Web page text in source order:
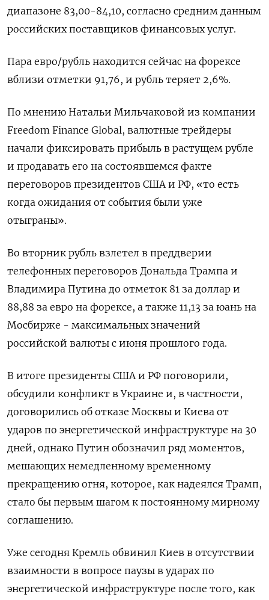
диапазоне 83,00-84,10, согласно средним данным
российских поставщиков финансовых услуг.
Пара евро/рубль находится сейчас на форексе
вблизи отметки 91,76, и рубль теряет 2,6%.
По мнению Натальи Мильчаковой из компании
Freedom Finance Global, валютные трейдеры
начали фиксировать прибыль в растущем рубле
и продавать его на состоявшемся факте
переговоров президентов США и РФ, «то есть
когда ожидания от события были уже
отыграны».
Во вторник рубль взлетел в преддверии
телефонных переговоров Дональда Трампа и
Владимира Путина до отметок 81 за доллар и
88,88 за евро на форексе, а также 11,13 за юань на
Мосбирже - максимальных значений
российской валюты с июня прошлого года.
В итоге президенты США и РФ поговорили,
обсудили конфликт в Украине и, в частности,
договорились об отказе Москвы и Киева от
ударов по энергетической инфраструктуре на 30
дней, однако Путин обозначил ряд моментов,
мешающих немедленному временному
прекращению огня, которое, как надеялся Трамп,
стало бы первым шагом к постоянному мирному
соглашению.
Уже сегодня Кремль обвинил Киев в отсутствии
взаимности в вопросе паузы в ударах по
энергетической инфраструктуре после того, как